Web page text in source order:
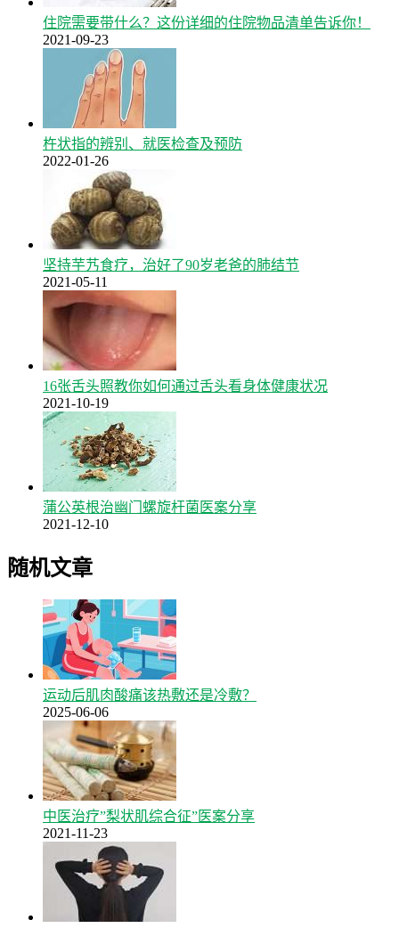
住院需要带什么？这份详细的住院物品清单告诉你！
2021-09-23
杵状指的辨别、就医检查及预防
2022-01-26
坚持芋艿食疗，治好了90岁老爸的肺结节
2021-05-11
16张舌头照教你如何通过舌头看身体健康状况
2021-10-19
蒲公英根治幽门螺旋杆菌医案分享
2021-12-10
随机文章
运动后肌肉酸痛该热敷还是冷敷？
2025-06-06
中医治疗”梨状肌综合征”医案分享
2021-11-23